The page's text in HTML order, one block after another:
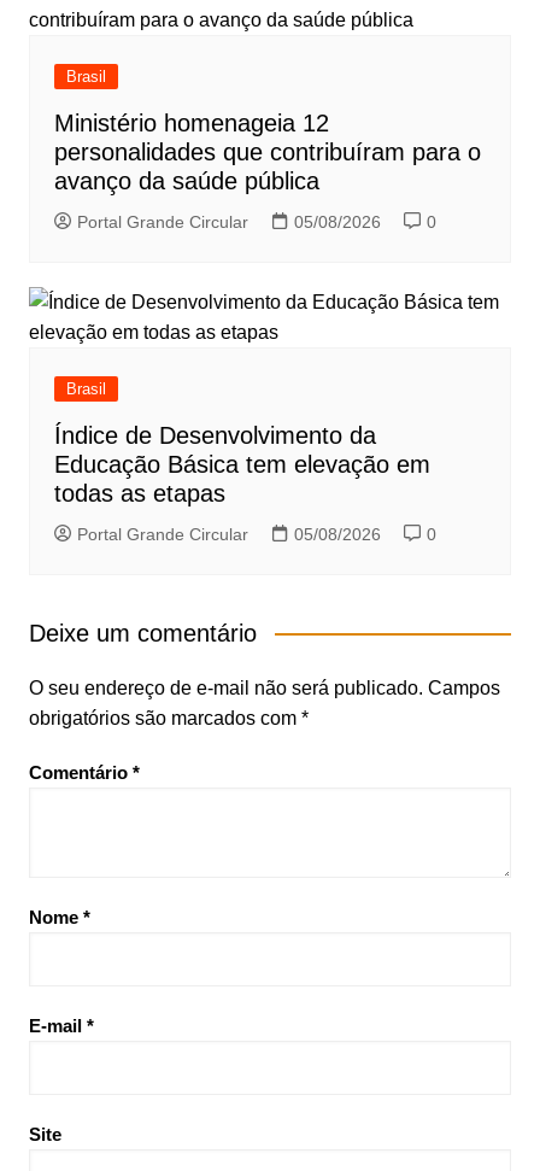
Brasil
Ministério homenageia 12
personalidades que contribuíram para o
avanço da saúde pública
Portal Grande Circular 05/08/2026 0
Brasil
Índice de Desenvolvimento da
Educação Básica tem elevação em
todas as etapas
Portal Grande Circular 05/08/2026 0
Deixe um comentário
O seu endereço de e-mail não será publicado. Campos
obrigatórios são marcados com *
Comentário *
Nome *
E-mail *
Site